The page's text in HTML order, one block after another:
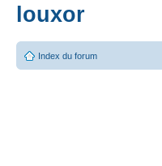
louxor
Index du forum